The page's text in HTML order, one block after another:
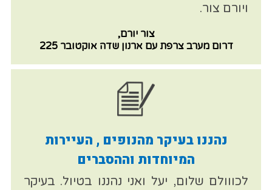
ויורם צור.
צור יורם,
דרום מערב צרפת עם ארנון שדה אוקטובר 225
נהננו בעיקר מהנופים , העיירות
המיוחדות וההסברים
לכווולם שלום, יעל ואני נהננו בטיול. בעיקר